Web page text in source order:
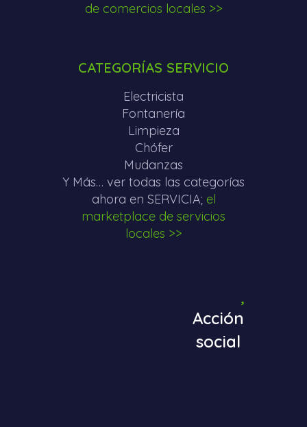
de comercios locales >>
CATEGORÍAS SERVICIO
Electricista
Fontanería
Limpieza
Chófer
Mudanzas
Y Más… ver todas las categorías
ahora en SERVICIA; el
marketplace de servicios
locales >>
Acción
social